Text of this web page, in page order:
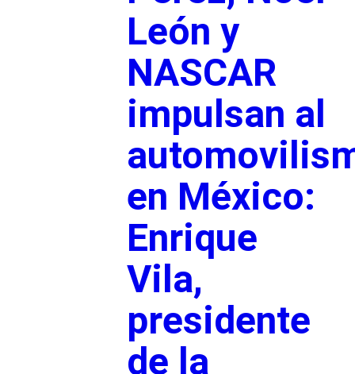
León y
NASCAR
impulsan al
en México:
Enrique
Vila,
presidente
de la